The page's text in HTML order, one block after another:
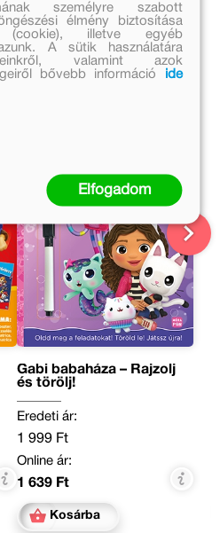
Gabi babaháza – Rajzolj
és törölj!
Eredeti ár:
1 999 Ft
Online ár:
1 639 Ft
Kosárba
személyre szabott
élmény biztosítása
(cookie), illetve egyéb
A sütik használatára
valamint azok
bővebb információ
ide
Elfogadom